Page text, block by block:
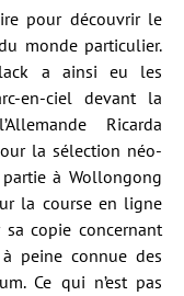
pour découvrir le
monde particulier.
a ainsi eu les
en-ciel devant la
Ricarda
la sélection néo-
à Wollongong
la course en ligne
sa copie concernant
peine connue des
Ce qui n’est pas